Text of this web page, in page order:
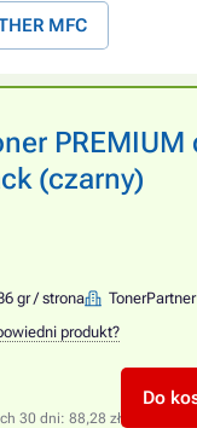
MFC
PREMIUM
(czarny)
gr / strona
TonerPartner
produkt?
30 dni: 88,28 zł
Do